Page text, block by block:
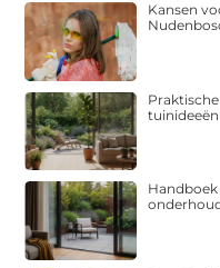
Kansen
tuinideeën